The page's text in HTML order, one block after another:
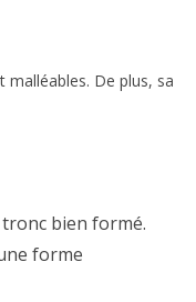
De plus, sa
bien formé.
forme